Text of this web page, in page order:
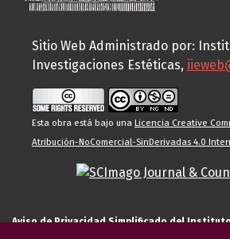
Sitio Web Administrado por:
Investigaciones Estéticas,
Esta obra está bajo una Licencia Creative
Atribución-NoComercial-SinDerivadas 4.0
Aviso de Privacidad Simplificado del